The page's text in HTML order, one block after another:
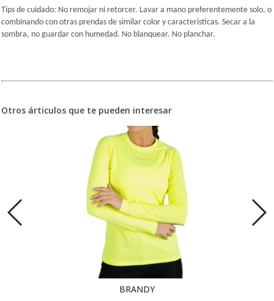
Tips de cuidado: No remojar ni retorcer. Lavar a mano preferentemente solo, o
combinando con otras prendas de similar color y caracteristicas. Secar a la
sombra, no guardar con humedad. No blanquear. No planchar.
Otros árticulos que te pueden interesar
BRANDY